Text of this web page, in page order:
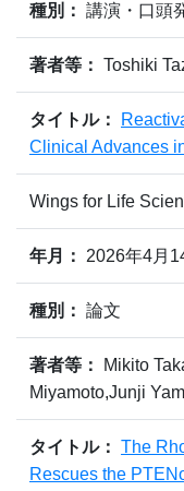
種別： 講演・口頭
著者等： Toshiki
タイトル：
Clinical Advances
Wings for Life
年月： 2026年4月
種別： 論文
著者等：
Mikito
Miyamoto,Junji
タイトル： The
Rescues the